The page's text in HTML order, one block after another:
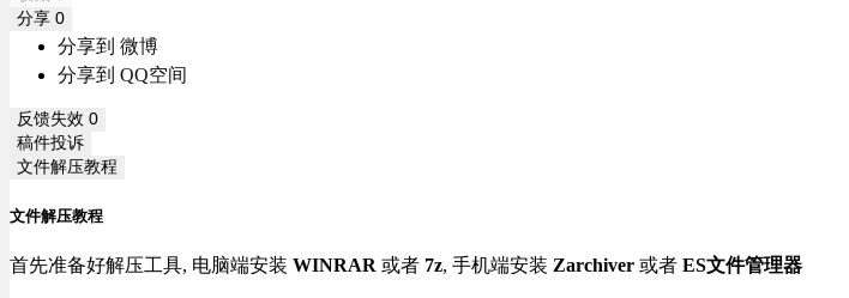
分享 0
分享到 微博
分享到 QQ空间
反馈失效 0
稿件投诉
文件解压教程
文件解压教程
首先准备好解压工具, 电脑端安装 WINRAR 或者 7z, 手机端安装 Zarchiver 或者 ES文件管理器